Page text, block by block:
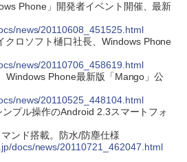
Phone」開発者イベント開催、最新
news/20110608_451525.html
クロソフト樋口社長、Windows Phone
news/20110706_458619.html
Windows Phone最新版「Mango」公
news/20110525_448104.html
ンプル操作のAndroid 2.3スマートフォ
ンド搭載。防水/防塵仕様
docs/news/20110721_462047.html